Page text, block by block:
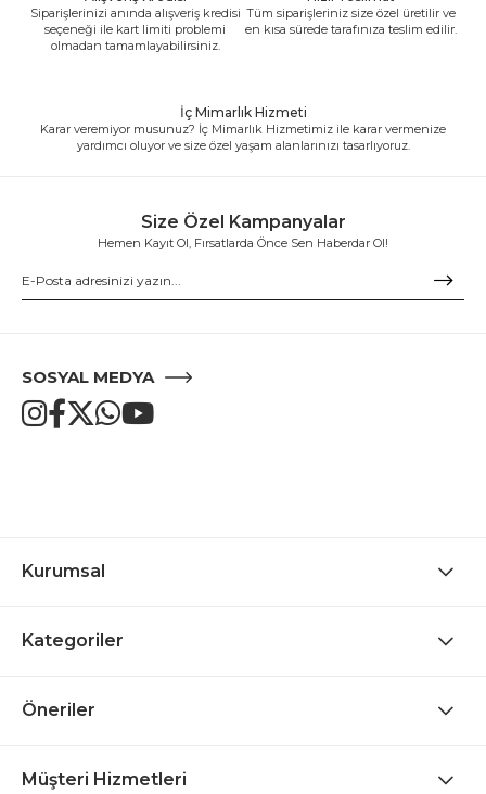
Siparişlerinizi anında alışveriş kredisi
seçeneği ile kart limiti problemi
olmadan tamamlayabilirsiniz.
Tüm siparişleriniz size özel üretilir ve
en kısa sürede tarafınıza teslim edilir.
İç Mimarlık Hizmeti
Karar veremiyor musunuz? İç Mimarlık Hizmetimiz ile karar vermenize
yardımcı oluyor ve size özel yaşam alanlarınızı tasarlıyoruz.
Size Özel Kampanyalar
Hemen Kayıt Ol, Fırsatlarda Önce Sen Haberdar Ol!
SOSYAL MEDYA
Kurumsal
Kategoriler
Öneriler
Müşteri Hizmetleri